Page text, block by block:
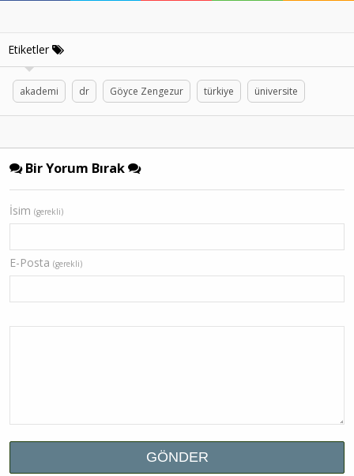
Etiketler
akademi dr Göyce Zengezur türkiye üniversite
Bir Yorum Bırak
İsim (gerekli)
E-Posta (gerekli)